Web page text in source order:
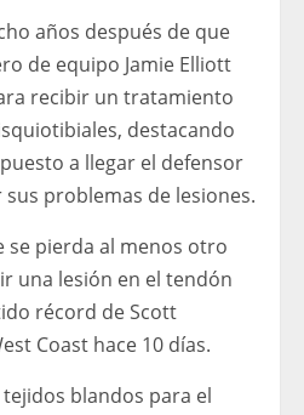
años después de que
de equipo Jamie Elliott
recibir un tratamiento
destacando
a llegar el defensor
problemas de lesiones.
se pierda al menos otro
una lesión en el tendón
récord de Scott
Coast hace 10 días.
blandos para el